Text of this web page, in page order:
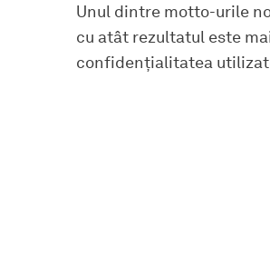
Unul dintre motto-urile
cu atât rezultatul este
confidențialitatea